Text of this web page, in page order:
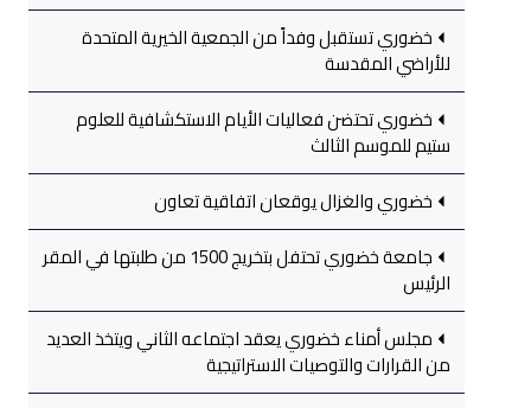
خضوري تستقبل وفداً من الجمعية الخيرية المتحدة
للأراضي المقدسة
خضوري تحتضن فعاليات الأيام الاستكشافية للعلوم
ستيم للموسم الثالث
خضوري والغزال يوقعان اتفاقية تعاون
جامعة خضوري تحتفل بتخريج 1500 من طلبتها في المقر
الرئيس
مجلس أمناء خضوري يعقد اجتماعه الثاني ويتخذ العديد
من القرارات والتوصيات الاستراتيجية